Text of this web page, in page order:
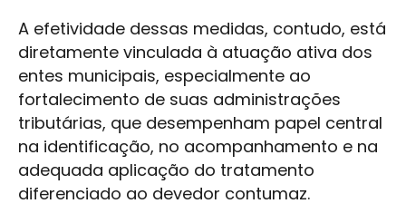
A efetividade dessas medidas, contudo, está
diretamente vinculada à atuação ativa dos
entes municipais, especialmente ao
fortalecimento de suas administrações
tributárias, que desempenham papel central
na identificação, no acompanhamento e na
adequada aplicação do tratamento
diferenciado ao devedor contumaz.